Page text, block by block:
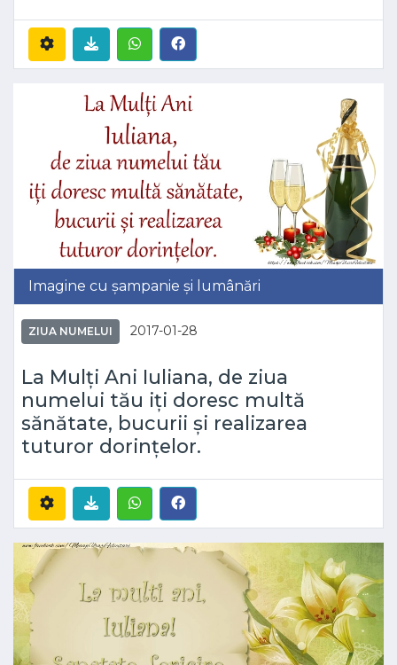
Imagine cu șampanie și lumânări
ZIUA NUMELUI 2017-01-28
La Mulți Ani Iuliana, de ziua
numelui tău iți doresc multă
sănătate, bucurii și realizarea
tuturor dorințelor.